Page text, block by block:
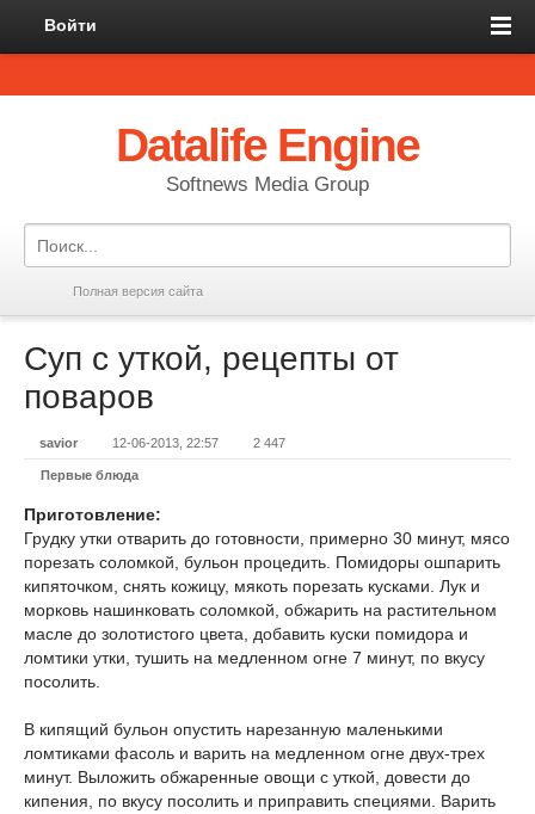
Войти
Datalife Engine
Softnews Media Group
Полная версия сайта
Суп с уткой, рецепты от
поваров
savior 12-06-2013, 22:57 2 447
Первые блюда
Приготовление:
Грудку утки отварить до готовности, примерно 30 минут, мясо
порезать соломкой, бульон процедить. Помидоры ошпарить
кипяточком, снять кожицу, мякоть порезать кусками. Лук и
морковь нашинковать соломкой, обжарить на растительном
масле до золотистого цвета, добавить куски помидора и
ломтики утки, тушить на медленном огне 7 минут, по вкусу
посолить.
В кипящий бульон опустить нарезанную маленькими
ломтиками фасоль и варить на медленном огне двух-трех
минут. Выложить обжаренные овощи с уткой, довести до
кипения, по вкусу посолить и приправить специями. Варить